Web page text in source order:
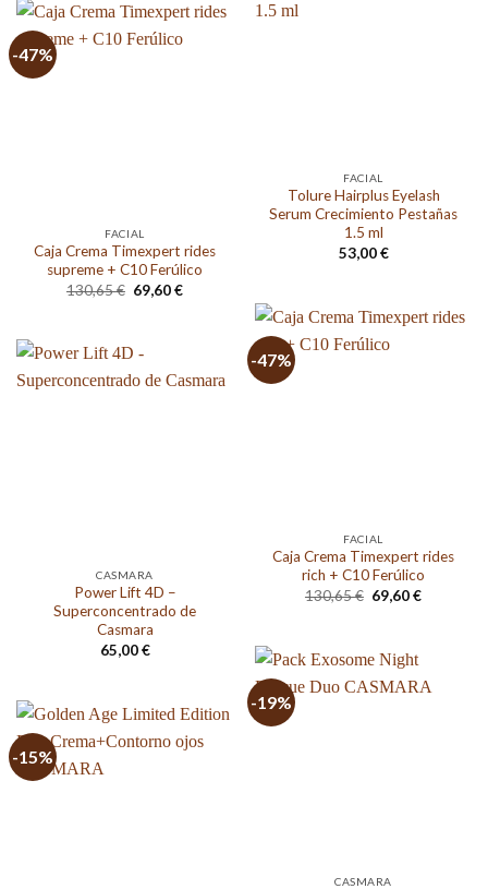
FACIAL
Tolure Hairplus Eyelash
Serum Crecimiento Pestañas
1.5 ml
53,00€
-47%
FACIAL
Caja Crema Timexpert rides
supreme + C10 Ferúlico
130,65€ El
precio
130,65 €.
69,60€El
-47%
FACIAL
Caja Crema Timexpert rides
rich + C10 Ferúlico
130,65€ El
precio
130,65 €.
69,60€El
CASMARA
Power Lift 4D –
Superconcentrado de
Casmara
65,00€
-19%
CASMARA
-15%